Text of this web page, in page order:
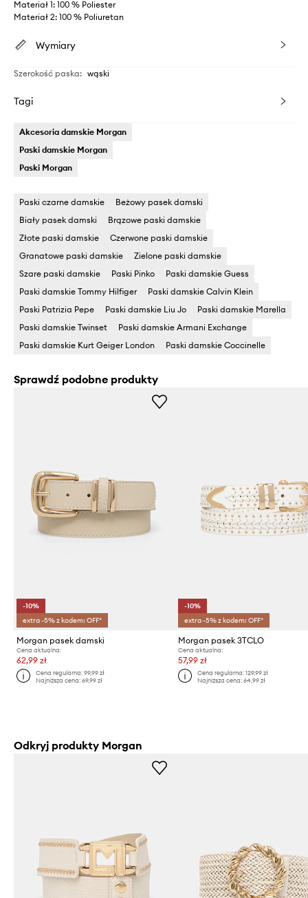
Materiał 1: 100 % Poliester
Materiał 2: 100 % Poliuretan
Wymiary
Szerokość paska: wąski
Tagi
Akcesoria damskie Morgan
Paski damskie Morgan
Paski Morgan
Paski czarne damskie
Beżowy pasek damski
Biały pasek damski
Brązowe paski damskie
Złote paski damskie
Czerwone paski damskie
Granatowe paski damskie
Zielone paski damskie
Szare paski damskie
Paski Pinko
Paski damskie Guess
Paski damskie Tommy Hilfiger
Paski damskie Calvin Klein
Paski Patrizia Pepe
Paski damskie Liu Jo
Paski damskie Marella
Paski damskie Twinset
Paski damskie Armani Exchange
Paski damskie Kurt Geiger London
Paski damskie Coccinelle
Sprawdź podobne produkty
-10%
extra -5% z kodem: OFF*
Morgan pasek damski
Cena aktualna:
62,99 zł
Cena regularna:99,99 zł
Najniższa cena:69,99 zł
-10%
extra -5% z kodem: OFF*
Morgan pasek 3TCLO
Cena aktualna:
57,99 zł
Cena regularna: 129,99 zł
Najniższa cena: 64,99 zł
Odkryj produkty Morgan